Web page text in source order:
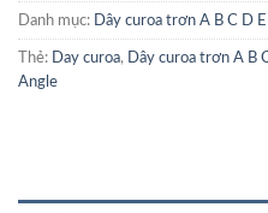
Danh mục: Dây curoa trơn A B C D E
Thẻ: Day curoa, Dây curoa trơn A B
Angle